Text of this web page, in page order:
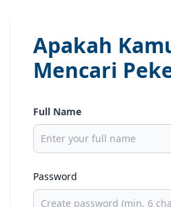
Apakah
Mencari
Full Name
Password